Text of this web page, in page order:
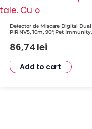
Detector de Mișcare Digital Dual
PIR NV5, 10m, 90°, Pet Immunity,
86,74 lei
Add to cart